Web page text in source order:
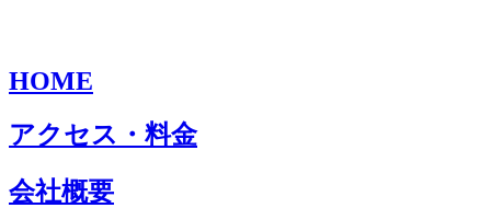
HOME
アクセス・料金
会社概要